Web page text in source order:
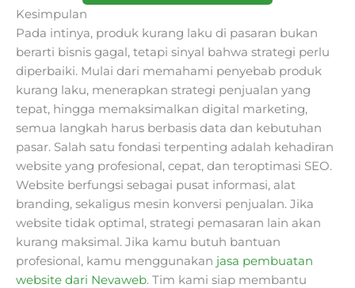
Kesimpulan
Pada intinya, produk kurang laku di pasaran bukan
berarti bisnis gagal, tetapi sinyal bahwa strategi perlu
diperbaiki. Mulai dari memahami penyebab produk
kurang laku, menerapkan strategi penjualan yang
tepat, hingga memaksimalkan digital marketing,
semua langkah harus berbasis data dan kebutuhan
pasar. Salah satu fondasi terpenting adalah kehadiran
website yang profesional, cepat, dan teroptimasi SEO.
Website berfungsi sebagai pusat informasi, alat
branding, sekaligus mesin konversi penjualan. Jika
website tidak optimal, strategi pemasaran lain akan
kurang maksimal. Jika kamu butuh bantuan
profesional, kamu menggunakan jasa pembuatan
website dari Nevaweb. Tim kami siap membantu